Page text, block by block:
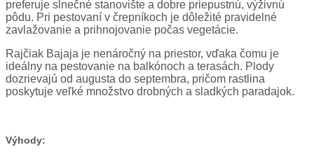
preferuje slnečné stanovište a dobre priepustnú, výživnú
pôdu. Pri pestovaní v črepníkoch je dôležité pravidelné
zavlažovanie a prihnojovanie počas vegetácie.
Rajčiak Bajaja je nenáročný na priestor, vďaka čomu je
ideálny na pestovanie na balkónoch a terasách. Plody
dozrievajú od augusta do septembra, pričom rastlina
poskytuje veľké množstvo drobných a sladkých paradajok.
Výhody: